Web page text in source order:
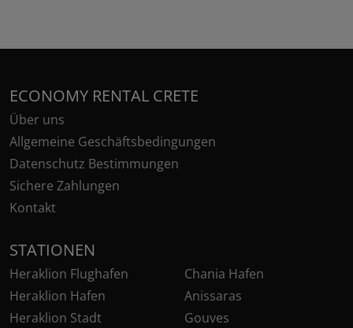
ECONOMY RENTAL CRETE
Über uns
Allgemeine Geschäftsbedingungen
Datenschutz Bestimmungen
Sichere Zahlungen
Kontakt
STATIONEN
Heraklion Flughafen
Heraklion Hafen
Heraklion Stadt
Chania Hafen
Anissaras
Gouves